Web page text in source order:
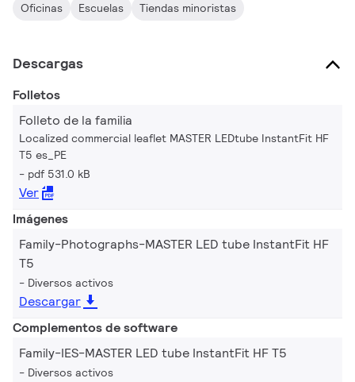
Oficinas Escuelas Tiendas minoristas
Descargas
Folletos
Folleto de la familia
Localized commercial leaflet MASTER LEDtube InstantFit HF
T5 es_PE
pdf 531.0 kB
Ver
Imágenes
Family-Photographs-MASTER LED tube InstantFit HF
T5
Diversos activos
Descargar
Complementos de software
Family-IES-MASTER LED tube InstantFit HF T5
Diversos activos